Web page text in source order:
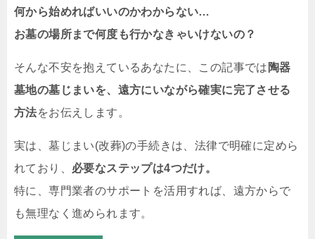
何から始めればいいのかわからない…
お墓の場所まで何度も行かなきゃいけないの？
そんな不安を抱えているあなたに、この記事では 陶器
墓地の墓じまいを、遠方にいながら確実に完了させる
方法をお伝えします。
実は、墓じまい(改葬)の手続きは、法律で明確に定めら
れており、 必要なステップは4つだけ。
特に、専門業者のサポートを活用すれば、遠方からで
も無理なく進められます。